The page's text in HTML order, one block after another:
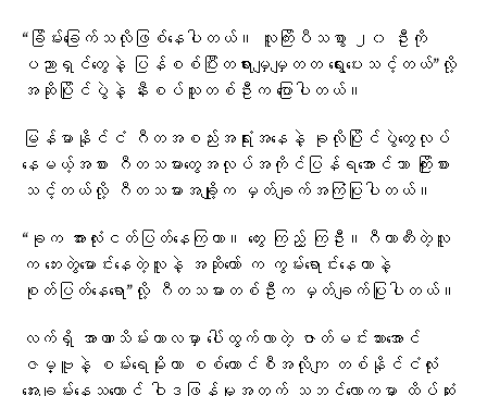
“ခြိမ်းခြေက်သလိုဖြစ်နေပါတယ်။ လူကြိးပီသစွာ ၂၀ ဦးကို
ပညာရှင်တွေနဲ့ ပြန်စစ်ပြီးတရားမျှမျှတတ ရွေးပေးသင့်တယ်”လို့
အဆိုပြိုင်ပွဲနဲ့ နီးစပ်သူတစ်ဦးက ပြောပါတယ်။
မြန်မာနိုင်ငံ ဂီတအစည်းအရုံးအနေနဲ့ ခုလိုပြိုင်ပွဲတွေလုပ်
နေမယ့်အစား ဂီတသမားတွေအလုပ်အကိုင်ပြန်ရအောင်သာ ကြိုးစား
သင့်တယ်လို့ ဂီတသမားအချို့က မှတ်ချက်အကြံပြုပါတယ်။
“ခုက အားလုံးငတ်ပြတ်နေကြတာ။ တွေး ကြည့် ကြဦး။ဂီတာတီးတဲ့လူ
က ဘေးတွဲမောင်းနေတဲ့လူနဲ့ အဆိုတော် က ကွမ်းရောင်းနေတာနဲ့
စုတ်ပြတ်နေရော”လို့ ဂီတသမားတစ်ဦးက မှတ်ချက်ပြုပါတယ်။
လက်ရှိ အာဏာသိမ်းကာလမှာ ပေါ်ထွက်လာတဲ့ ဇာတ်မင်းသားအောင်
ဇမ္ဗူနဲ့ စမ်းရေမိုးဟာ စစ်ကောင်စီအလိုကျ တစ်နိုင်ငံလုံး